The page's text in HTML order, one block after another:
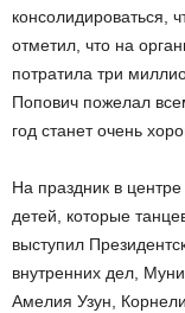
консолидироваться,
отметил, что на
потратила три
Попович пожелал
год станет очень
На праздник в
детей, которые
выступил
внутренних дел,
Амелия Узун,